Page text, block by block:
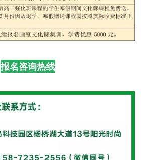
报名咨询热线